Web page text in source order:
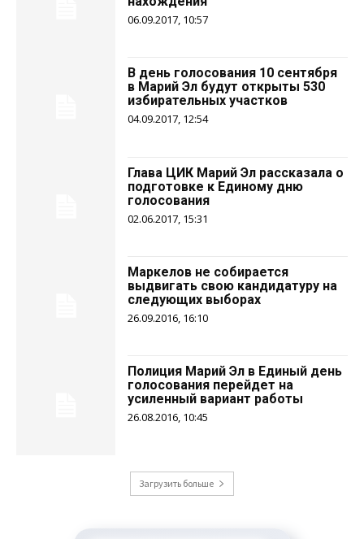
06.09.2017, 10:57
В день голосования 10 сентября
в Марий Эл будут открыты 530
избирательных участков
04.09.2017, 12:54
Глава ЦИК Марий Эл рассказала о
подготовке к Единому дню
голосования
02.06.2017, 15:31
Маркелов не собирается
выдвигать свою кандидатуру на
следующих выборах
26.09.2016, 16:10
Полиция Марий Эл в Единый день
голосования перейдет на
усиленный вариант работы
26.08.2016, 10:45
Загрузить больше